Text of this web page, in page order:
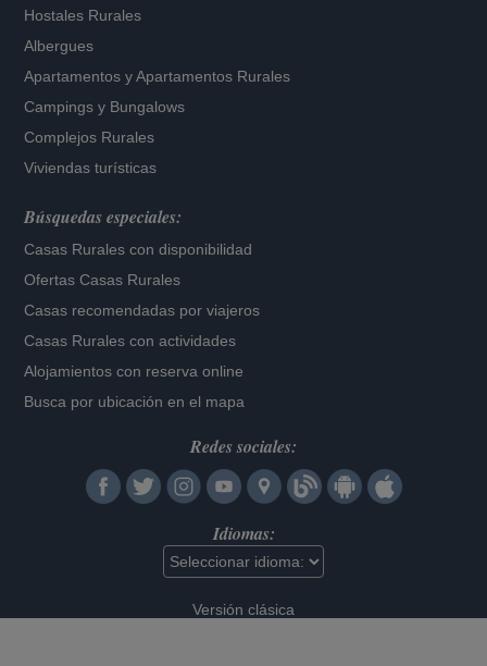
Hostales Rurales
Albergues
Apartamentos yApartamentos Rurales
Campings y Bungalows
Complejos Rurales
Viviendas turísticas
Búsquedas especiales:
Casas Rurales con disponibilidad
Ofertas Casas Rurales
Casas recomendadas por viajeros
Casas Rurales con actividades
Alojamientos con reserva online
Busca por ubicación en el mapa
Redes sociales:
Idiomas:
Versión clásica